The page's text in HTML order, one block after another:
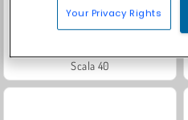
Scala 40
Your Privacy Rights